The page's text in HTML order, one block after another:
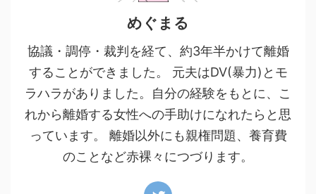
めぐまる
協議・調停・裁判を経て、約3年半かけて離婚
することができました。 元夫はDV(暴力)とモ
ラハラがありました。自分の経験をもとに、こ
れから離婚する女性への手助けになれたらと思
っています。 離婚以外にも親権問題、養育費
のことなど赤裸々につづります。